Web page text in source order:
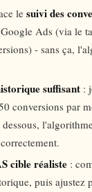
lesuivi des
Ads (via le
- sans ça,
suffisant :
conversions par
cible réaliste :
puis ajustez